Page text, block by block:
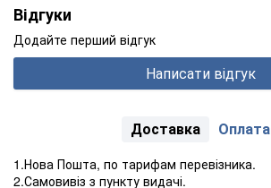
Відгуки
Додайте перший відгук
Написати відгук
Доставка Оплата
1.Нова Пошта, по тарифам перевізника.
2.Самовивіз з пункту видачі.